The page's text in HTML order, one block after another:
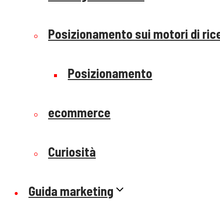
Posizionamento sui motori di
Posizionamento
ecommerce
Curiosità
Guida marketing